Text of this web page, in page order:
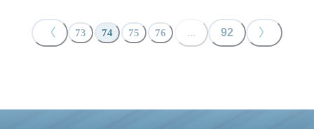
〈 73 74 75 76 ... 92 〉